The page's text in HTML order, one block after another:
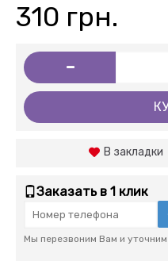
310 грн.
-
В закладки
Заказать в 1 клик
Мы перезвоним Вам и уточним